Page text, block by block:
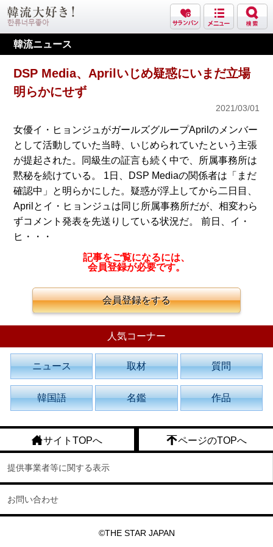
韓流ニュース
DSP Media、Aprilいじめ疑惑にいまだ立場
明らかにせず
2021/03/01
女優イ・ヒョンジュがガールズグループAprilのメンバー
として活動していた当時、いじめられていたという主張
が提起された。同級生の証言も続く中で、所属事務所は
黙秘を続けている。 1日、DSP Mediaの関係者は「まだ
確認中」と明らかにした。疑惑が浮上してから二日目、
Aprilとイ・ヒョンジュは同じ所属事務所だが、相変わら
ずコメント発表を先送りしている状況だ。 前日、イ・
ヒ・・・
記事をご覧になるには、
会員登録が必要です。
会員登録をする
人気コーナー
ニュース 取材 質問
韓国語 名鑑 作品
サイトTOPへ ページのTOPへ
提供事業者等に関する表示
お問い合わせ
©THE STAR JAPAN